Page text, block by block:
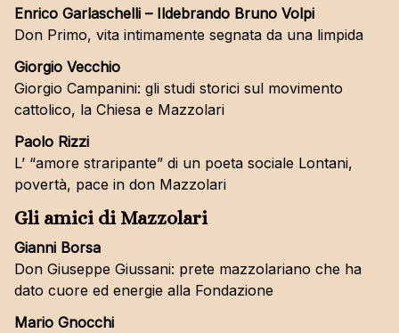
I nostri video
Enrico Garlaschelli – Ildebrando Bruno Volpi
Don Primo, vita intimamente segnata da una limpida
Giorgio Vecchio
Giorgio Campanini: gli studi storici sul movimento
cattolico, la Chiesa e Mazzolari
Paolo Rizzi
L’ “amore straripante” di un poeta sociale Lontani,
povertà, pace in don Mazzolari
Gli amici di Mazzolari
Gianni Borsa
Don Giuseppe Giussani: prete mazzolariano che ha
dato cuore ed energie alla Fondazione
Mario Gnocchi